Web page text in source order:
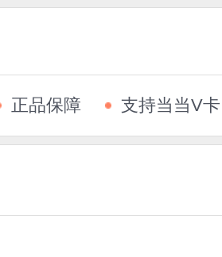
正品保障 支持当当V卡